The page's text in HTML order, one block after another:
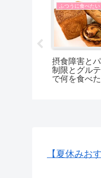
ふつうに食べたい
摂食障害と
制限とグル
で何を食べ
【夏休みお